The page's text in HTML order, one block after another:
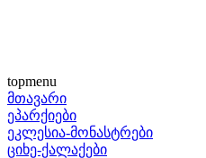
topmenu
მთავარი
ეპარქიები
ეკლესია-მონასტრები
ციხე-ქალაქები